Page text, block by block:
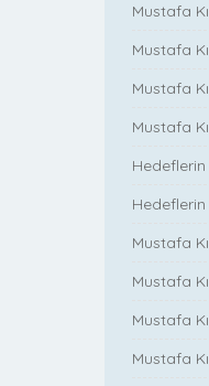
Mustafa
Mustafa
Mustafa
Mustafa
Hedeflerin
Mustafa
Mustafa
Mustafa
Mustafa